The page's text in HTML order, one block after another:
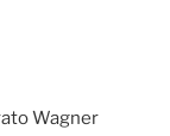
Wagner